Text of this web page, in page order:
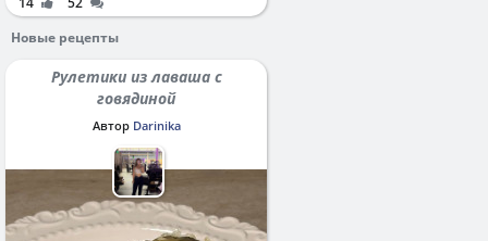
Новые рецепты
Рулетики из лаваша с
говядиной
Автор Darinika